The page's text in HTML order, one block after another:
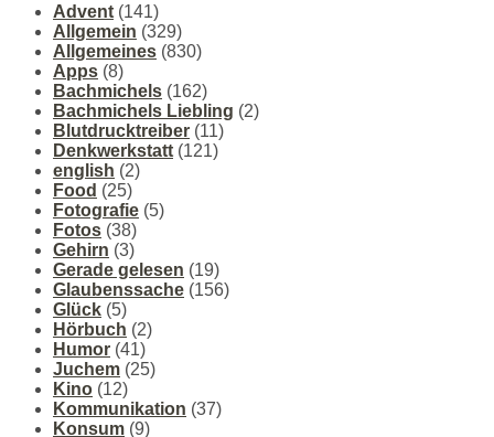
Advent (141)
Allgemein (329)
Allgemeines (830)
Apps (8)
Bachmichels (162)
Bachmichels Liebling (2)
Blutdrucktreiber (11)
Denkwerkstatt (121)
english (2)
Food (25)
Fotografie (5)
Fotos (38)
Gehirn (3)
Gerade gelesen (19)
Glaubenssache (156)
Glück (5)
Hörbuch (2)
Humor (41)
Juchem (25)
Kino (12)
Kommunikation (37)
Konsum (9)